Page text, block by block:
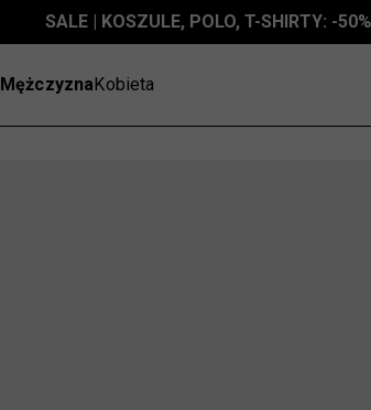
SALE | KOSZULE, POLO, T-SHIRTY: -
MężczyznaKobieta